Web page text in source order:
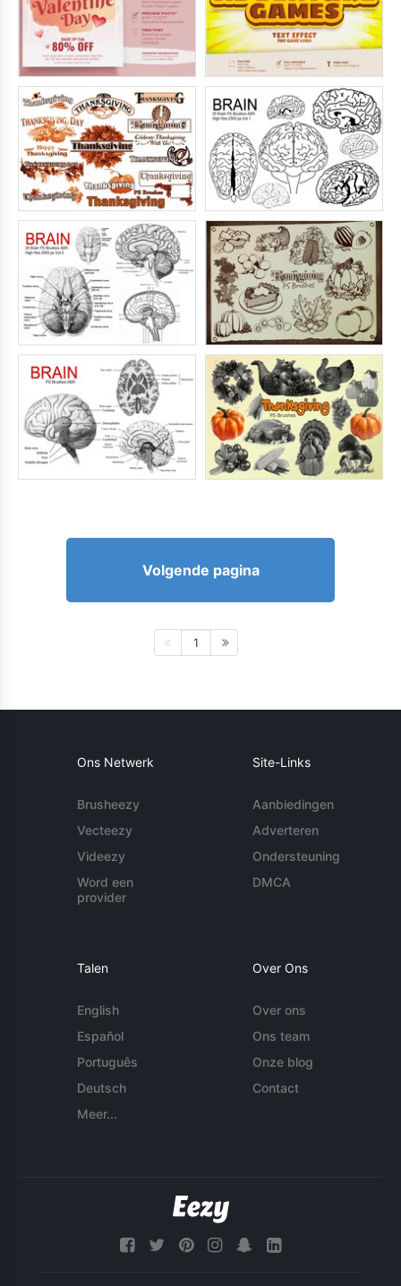
Volgende pagina
1
Ons Netwerk
Brusheezy
Vecteezy
Videezy
Word een
provider
Site-Links
Aanbiedingen
Adverteren
Ondersteuning
DMCA
Talen
English
Español
Português
Deutsch
Meer...
Over Ons
Over ons
Ons team
Onze blog
Contact